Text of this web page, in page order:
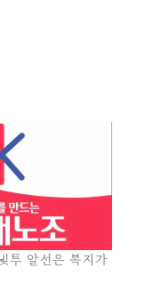
투 알선은 복지가